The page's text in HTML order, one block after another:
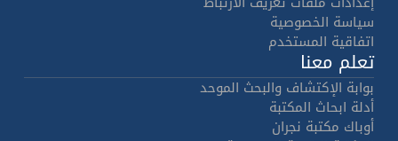
سياسة الخصوصية
اتفاقية المستخدم
تعلم معنا
بوابة الإكتشاف والبحث الموحد
أدلة ابحاث المكتبة
أوباك مكتبة نجران